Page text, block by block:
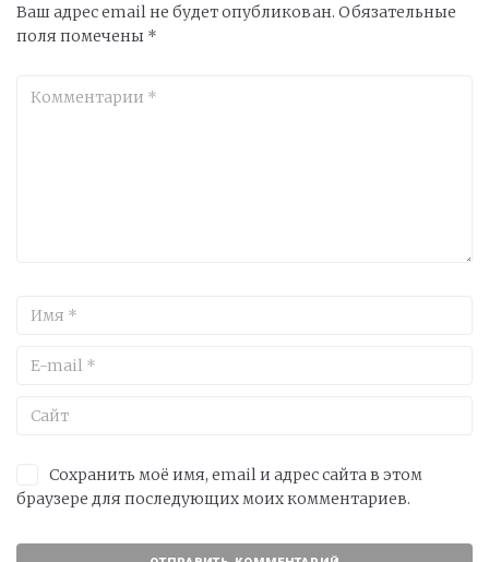
Ваш адрес email не будет опубликован. Обязательные
поля помечены *
Сохранить моё имя, email и адрес сайта в этом
браузере для последующих моих комментариев.